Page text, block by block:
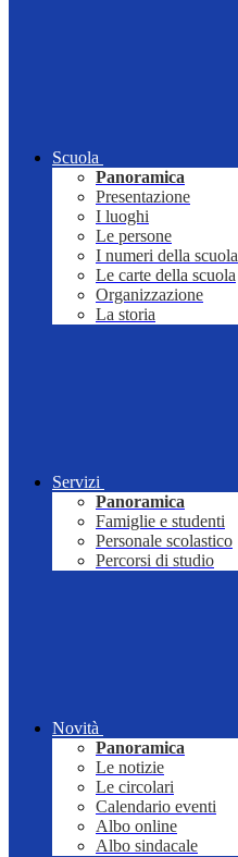
Scuola
Panoramica
Presentazione
I luoghi
Le persone
I numeri della scuola
Le carte della scuola
Organizzazione
La storia
Servizi
Panoramica
Famiglie e studenti
Personale scolastico
Percorsi di studio
Novità
Panoramica
Le notizie
Le circolari
Calendario eventi
Albo online
Albo sindacale